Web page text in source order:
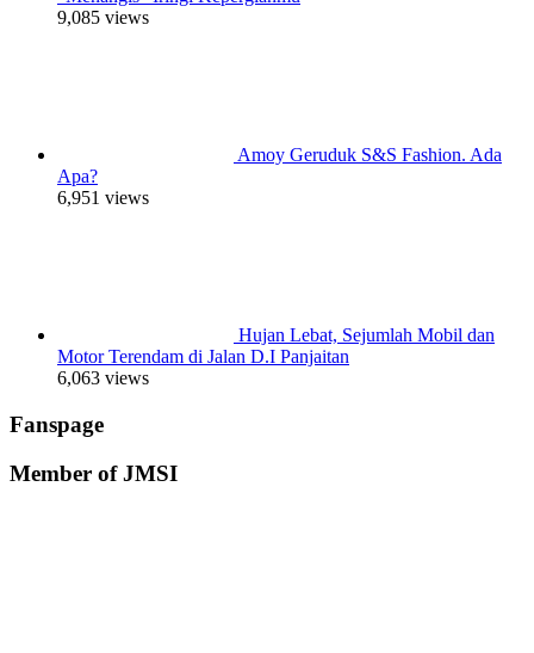
9,085 views
Amoy Geruduk S&S Fashion. Ada
Apa?
6,951 views
Hujan Lebat, Sejumlah Mobil dan
Motor Terendam di Jalan D.I Panjaitan
6,063 views
Fanspage
Member of JMSI